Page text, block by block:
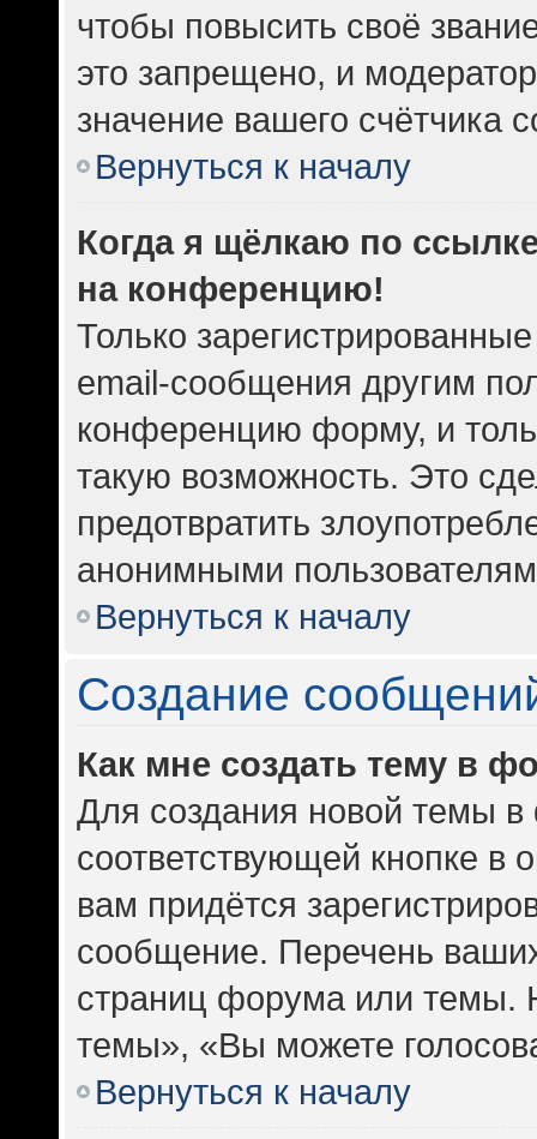
чтобы повысить своё
это запрещено, и
значение вашего счётчика
Вернуться к началу
Когда я щёлкаю по
на конференцию!
Только
email-сообщения другим
конференцию форму, и
такую возможность. Это
предотвратить
анонимными
Вернуться к началу
Создание
Как мне создать тему в
Для создания новой темы
соответствующей кнопке
вам придётся
сообщение. Перечень
страниц форума или темы.
темы», «Вы можете
Вернуться к началу